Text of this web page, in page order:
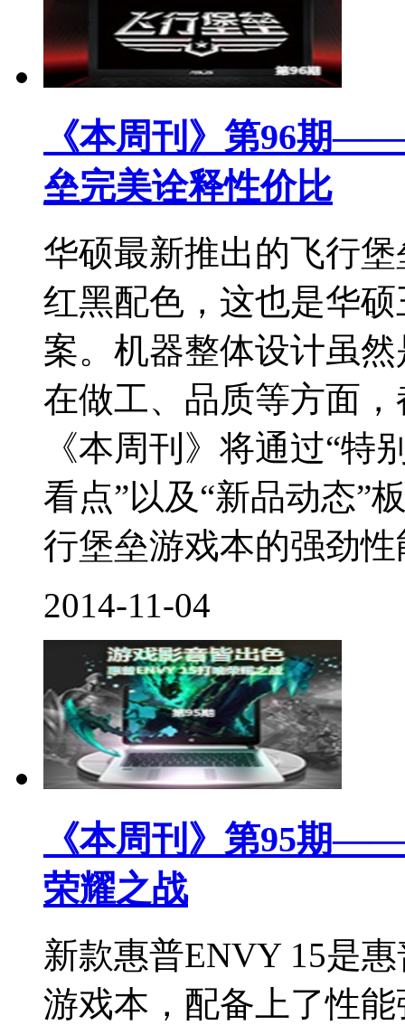
《本周刊》第96期
垒完美诠释性价比
华硕最新推出的飞行
红黑配色，这也是华
案。机器整体设计虽
在做工、品质等方面
《本周刊》将通过“特
看点”以及“新品动态”
行堡垒游戏本的强劲
2014-11-04
《本周刊》第95期
荣耀之战
新款惠普ENVY 15是
游戏本，配备上了性